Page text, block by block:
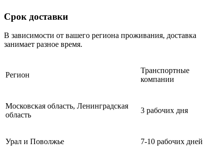
Срок доставки
В зависимости от вашего региона проживания, доставка
занимает разное время.
Регион
Транспортные
компании
Московская область, Ленинградская
область
3 рабочих дня
Урал и Поволжье 7-10 рабочих дней